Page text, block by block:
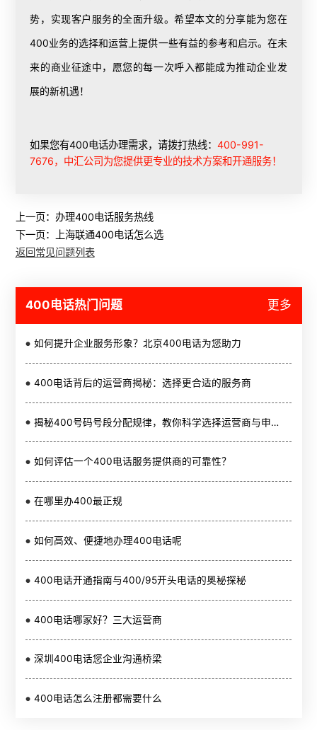
势，实现客户服务的全面升级。希望本文的分享能为您在
400业务的选择和运营上提供一些有益的参考和启示。在未
来的商业征途中，愿您的每一次呼入都能成为推动企业发
展的新机遇！
如果您有400电话办理需求，请拨打热线：400-991-
7676，中汇公司为您提供更专业的技术方案和开通服务！
上一页： 办理400电话服务热线
下一页：
上海联通400电话怎么选
返回常见问题列表
400电话热门问题 更多
如何提升企业服务形象？北京400电话为您助力
400电话背后的运营商揭秘：选择更合适的服务商
揭秘400号码号段分配规律，教你科学选择运营商与申请服务
如何评估一个400电话服务提供商的可靠性？
在哪里办400最正规
如何高效、便捷地办理400电话呢
400电话开通指南与400/95开头电话的奥秘探秘
400电话哪家好？三大运营商
深圳400电话您企业沟通桥梁
400电话怎么注册都需要什么